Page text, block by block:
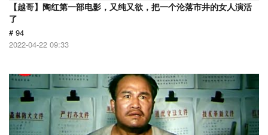
【越哥】陶红第一部电影，又纯又欲，把一个沦落市井的女人演活
了
# 94
2022-04-22 09:33